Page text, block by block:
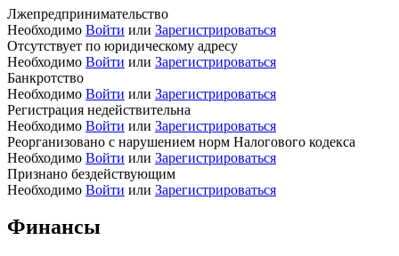
Лжепредпринимательство
Необходимо Войти или Зарегистрироваться
Отсутствует по юридическому адресу
Необходимо Войти или Зарегистрироваться
Банкротство
Необходимо Войти или Зарегистрироваться
Регистрация недействительна
Необходимо Войти или Зарегистрироваться
Реорганизовано с нарушением норм Налогового кодекса
Необходимо Войти или Зарегистрироваться
Признано бездействующим
Необходимо Войти или Зарегистрироваться
Финансы